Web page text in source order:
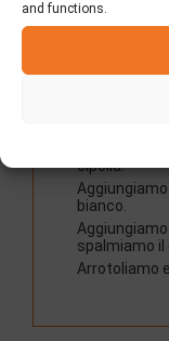
and functions.
riscaldiamo
Nella
cipolla.
bianco.
spalmiamo il
Arrotoliamo